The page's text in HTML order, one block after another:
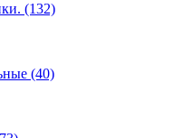
(132)
(40)